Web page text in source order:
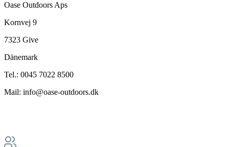
Oase Outdoors Aps
Kornvej 9
7323 Give
Dänemark
Tel.: 0045 7022 8500
Mail: info@oase-outdoors.dk